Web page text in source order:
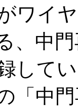
ワイ
、中
して
「中